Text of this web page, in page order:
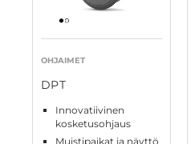
OHJAIMET
DPT
Innovatiivinen
kosketusohjaus
Muistipaikat ja näyttö